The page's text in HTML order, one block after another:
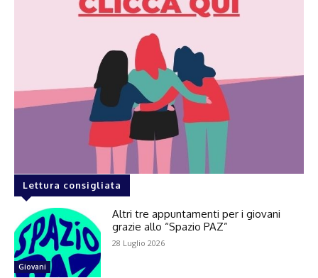
Lettura consigliata
Giovani
Altri tre appuntamenti per i giovani
grazie allo “Spazio PAZ”
28 Luglio 2026